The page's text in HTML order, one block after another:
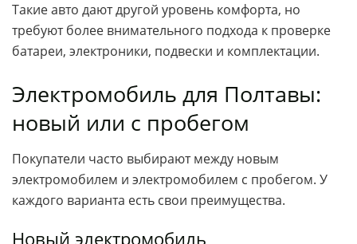
Такие авто дают другой уровень комфорта, но
требуют более внимательного подхода к проверке
батареи, электроники, подвески и комплектации.
Электромобиль для Полтавы:
новый или с пробегом
Покупатели часто выбирают между новым
электромобилем и электромобилем с пробегом. У
каждого варианта есть свои преимущества.
Новый электромобиль